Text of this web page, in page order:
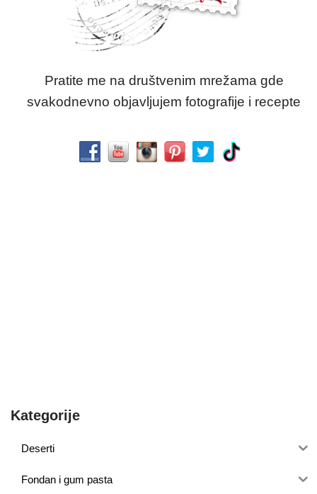
Pratite me na društvenim mrežama gde
svakodnevno objavljujem fotografije i recepte
Kategorije
Deserti
Fondan i gum pasta